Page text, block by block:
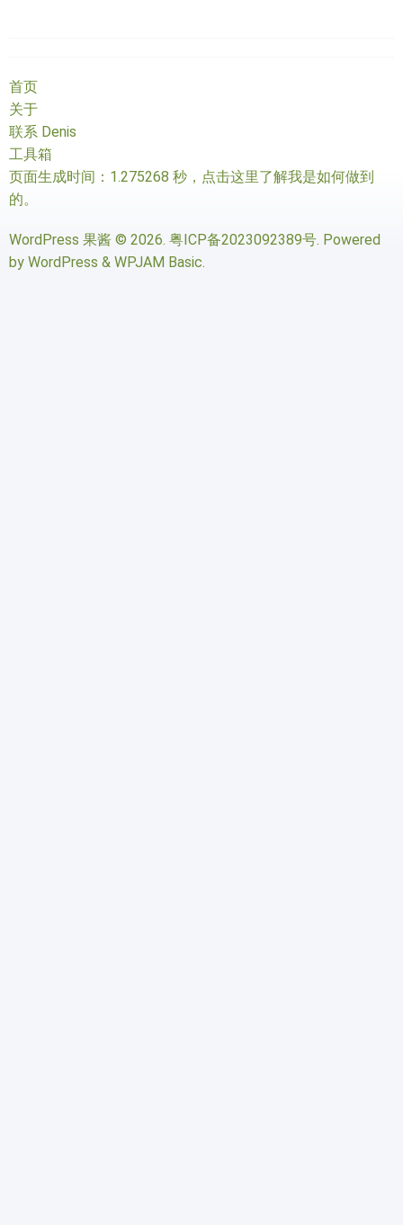
首页
关于
联系 Denis
工具箱
页面生成时间：1.275268 秒， 点击这里了解我是如何做到
的。
WordPress 果酱 © 2026. 粤ICP备2023092389号. Powered
by WordPress & WPJAM Basic.